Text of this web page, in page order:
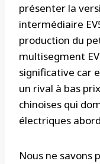
présenter la
intermédiaire
production du
multisegment
significative car
un rival à bas
chinoises qui
électriques
Nous ne savons